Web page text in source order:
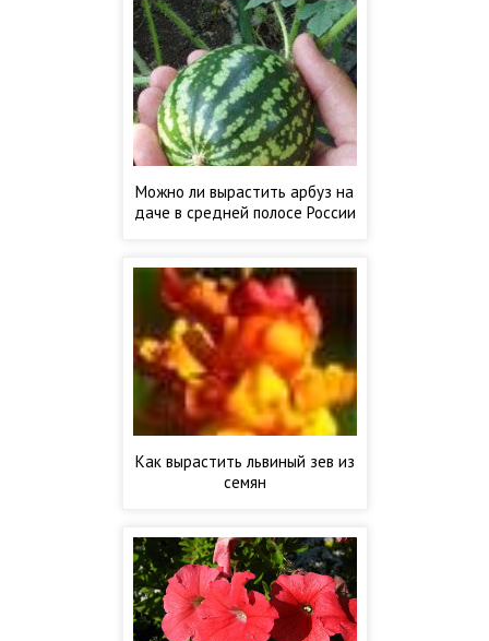
Можно ли вырастить арбуз на
даче в средней полосе России
Как вырастить львиный зев из
семян